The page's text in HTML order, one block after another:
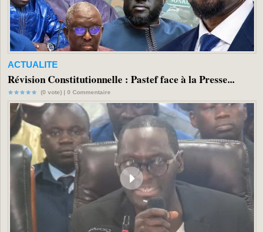
ACTUALITE
Révision Constitutionnelle : Pastef face à la Presse...
(0 vote) | 0 Commentaire